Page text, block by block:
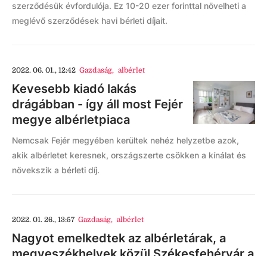
szerződésük évfordulója. Ez 10-20 ezer forinttal növelheti a
meglévő szerződések havi bérleti díjait.
2022. 06. 01., 12:42 Gazdaság, albérlet
Kevesebb kiadó lakás
drágábban - így áll most Fejér
megye albérletpiaca
Nemcsak Fejér megyében kerültek nehéz helyzetbe azok,
akik albérletet keresnek, országszerte csökken a kínálat és
növekszik a bérleti díj.
2022. 01. 26., 13:57 Gazdaság, albérlet
Nagyot emelkedtek az albérletárak, a